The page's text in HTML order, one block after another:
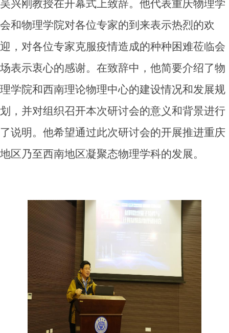
吴兴刚教授在开幕式上致辞。他代表重庆物理学
会和物理学院对各位专家的到来表示热烈的欢
迎，对各位专家克服疫情造成的种种困难莅临会
场表示衷心的感谢。在致辞中，他简要介绍了物
理学院和西南理论物理中心的建设情况和发展规
划，并对组织召开本次研讨会的意义和背景进行
了说明。他希望通过此次研讨会的开展推进重庆
地区乃至西南地区凝聚态物理学科的发展。